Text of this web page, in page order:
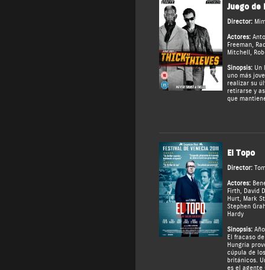
Juego de
Director:
Actores:
Freeman,
Mitchell ,
Sinopsis:Un
uno más
realizar su
retirarse y
que
El Topo
Director:
Actores:
Firth, David
Hurt, Mark
Stephen
Hardy
Sinopsis:
El fracaso
Hungría
cúpula de
británicos.
es el agente